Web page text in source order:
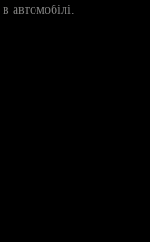
автомобілі.